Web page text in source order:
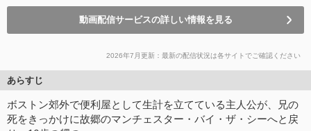
動画配信サービスの詳しい情報を見る
2026年7月更新：最新の配信状況は各サイトでご確認ください
あらすじ
ボストン郊外で便利屋として生計を立てている主人公が、兄の
死をきっかけに故郷のマンチェスター・バイ・ザ・シーへと戻